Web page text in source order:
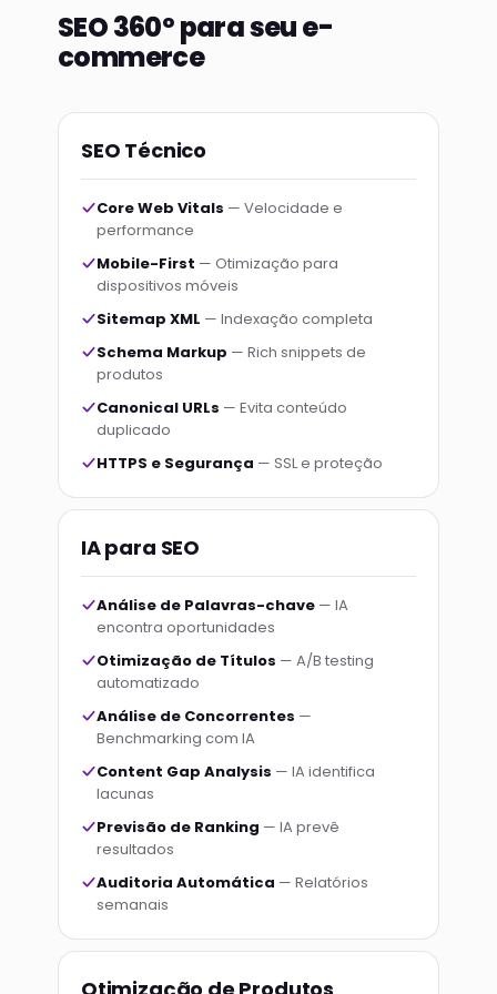
SEO 360º para seu e-
commerce
SEO Técnico
Core Web Vitals — Velocidade e
performance
Mobile-First — Otimização para
dispositivos móveis
Sitemap XML — Indexação completa
Schema Markup — Rich snippets de
produtos
Canonical URLs — Evita conteúdo
duplicado
HTTPS e Segurança — SSL e proteção
IA para SEO
Análise de Palavras-chave — IA
encontra oportunidades
Otimização de Títulos — A/B testing
automatizado
Análise de Concorrentes —
Benchmarking com IA
Content Gap Analysis — IA identifica
lacunas
Previsão de Ranking — IA prevê
resultados
Auditoria Automática — Relatórios
semanais